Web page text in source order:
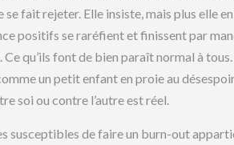
se fait rejeter. Elle insiste, mais plus elle
positifs se raréfient et finissent par
Ce qu’ils font de bien paraît normal à
un petit enfant en proie au
soi ou contre l’autre est réel.
susceptibles de faire un burn-out